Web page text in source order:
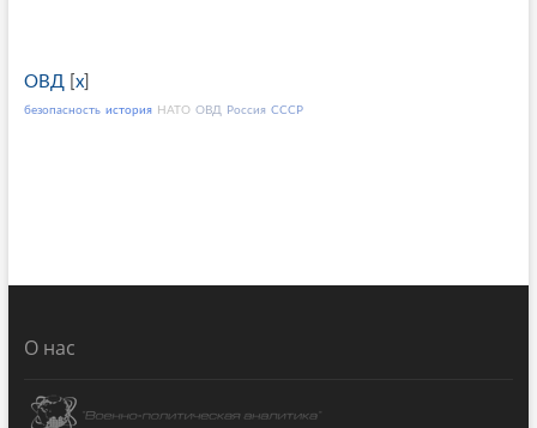
ОВД x]
безопасность история НАТО ОВД Россия СССР
О нас